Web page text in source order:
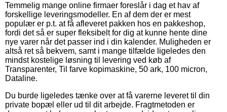
Temmelig mange online firmaer foreslår i dag et hav af
forskellige leveringsmodeller. En af dem der er mest
populær er p.t. at få afleveret pakken hos en pakkeshop,
fordi det så er super fleksibelt for dig at kunne hente dine
nye varer når det passer ind i din kalender. Muligheden er
altså ret så bekvem, samt i mange tilfælde ligeledes den
mindst kostelige løsning til levering ved køb af
Transparenter, Til farve kopimaskine, 50 ark, 100 micron,
Dataline.
Du burde ligeledes tænke over at få varerne leveret til din
private bopæl eller ud til dit arbejde. Fragtmetoden er